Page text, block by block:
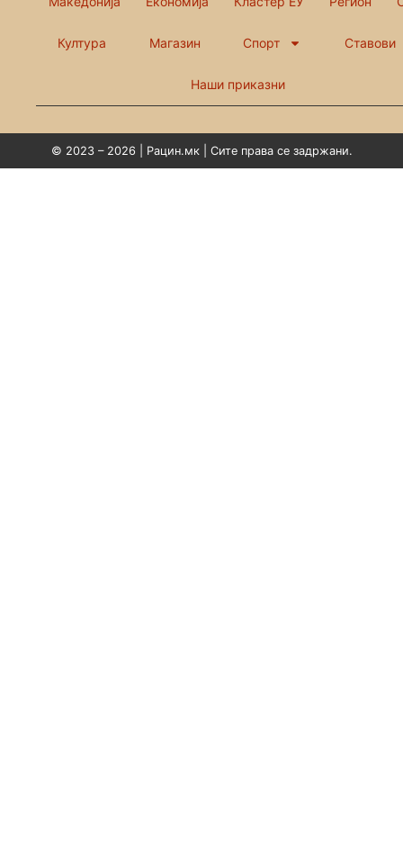
Култура Магазин Спорт Ставови
Наши приказни
© 2023 – 2026 | Рацин.мк | Сите права се задржани.